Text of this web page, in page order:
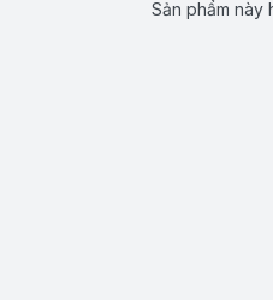
Sản phẩm này